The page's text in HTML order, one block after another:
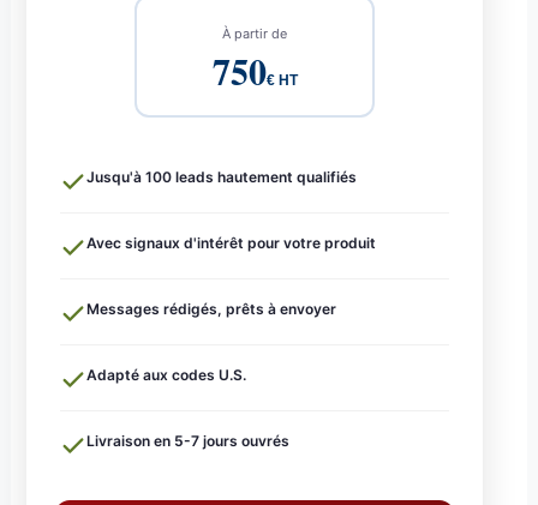
À partir de
750€ HT
Jusqu'à 100 leads hautement qualifiés
Avec signaux d'intérêt pour votre produit
Messages rédigés, prêts à envoyer
Adapté aux codes U.S.
Livraison en 5-7 jours ouvrés